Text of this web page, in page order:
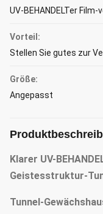
UV-BEHANDELTer
Vorteil:
Stellen Sie gutes zur
Größe:
Angepasst
Klarer UV-
Geistesstruktur-
Tunnel-